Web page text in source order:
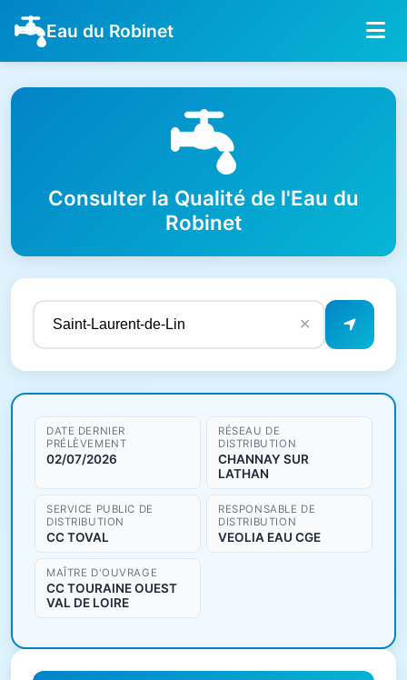
Eau du Robinet
Consulter la Qualité de l'Eau du
Robinet
✕
Résultats de qualité de l'eau
DATE DERNIER
PRÉLÈVEMENT
02/07/2026
RÉSEAU DE
DISTRIBUTION
CHANNAY SUR
LATHAN
SERVICE PUBLIC DE
DISTRIBUTION
CC TOVAL
RESPONSABLE DE
DISTRIBUTION
VEOLIA EAU CGE
MAÎTRE D'OUVRAGE
CC TOURAINE OUEST
VAL DE LOIRE